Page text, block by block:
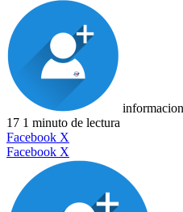
informacion
17 1 minuto de lectura
Facebook X
Facebook X
por
electrónico